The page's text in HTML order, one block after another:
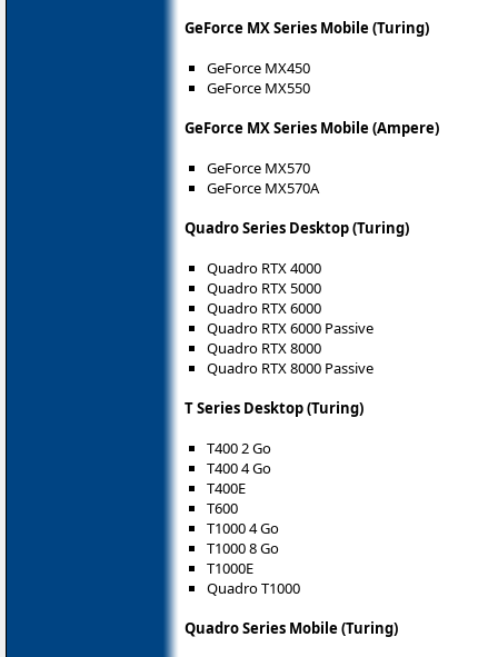
GeForce MX Series Mobile (Turing)
GeForce MX450
GeForce MX550
GeForce MX Series Mobile (Ampere)
GeForce MX570
GeForce MX570A
Quadro Series Desktop (Turing)
Quadro RTX 4000
Quadro RTX 5000
Quadro RTX 6000
Quadro RTX 6000 Passive
Quadro RTX 8000
Quadro RTX 8000 Passive
T Series Desktop (Turing)
T400 2 Go
T400 4 Go
T400E
T600
T1000 4 Go
T1000 8 Go
T1000E
Quadro T1000
Quadro Series Mobile (Turing)